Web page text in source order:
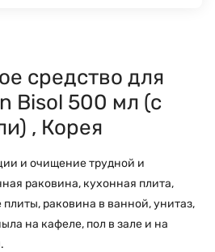
средство для
Bisol 500 мл (с
, Корея
и очищение трудной и
раковина, кухонная плита,
раковина в ванной, унитаз,
на кафеле, пол в зале и на